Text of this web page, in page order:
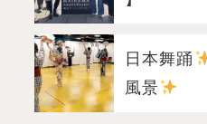
日本舞踊
風景